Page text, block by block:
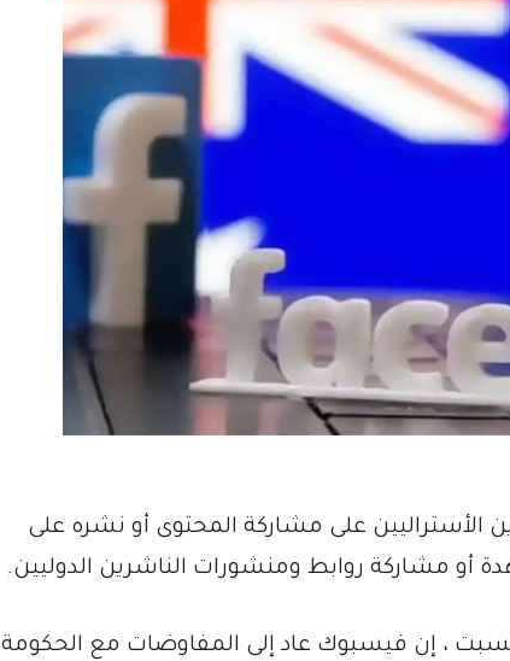
الأستراليين على مشاركة المحتوى أو نشره على
مشاركة روابط ومنشورات الناشرين الدوليين.
، إن فيسبوك عاد إلى المفاوضات مع الحكومة